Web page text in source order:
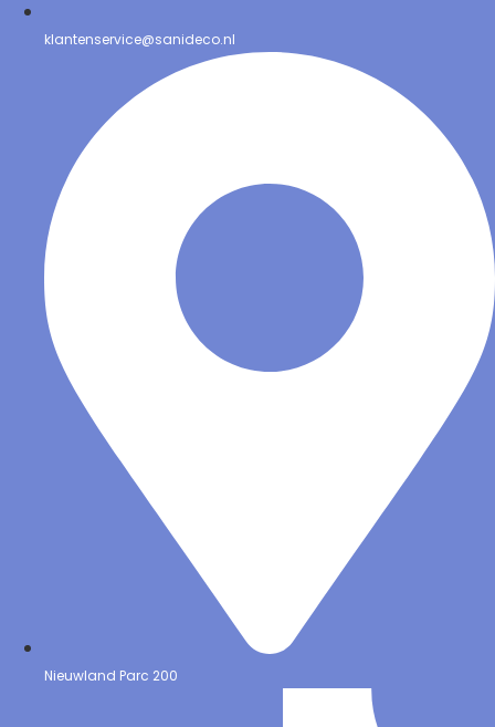
klantenservice@sanideco.nl
Nieuwland Parc 200